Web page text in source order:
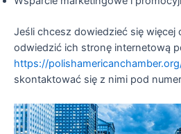
Jeśli chcesz dowiedzieć się więcej
odwiedzić ich stronę internetową
https://
skontaktować się z nimi pod